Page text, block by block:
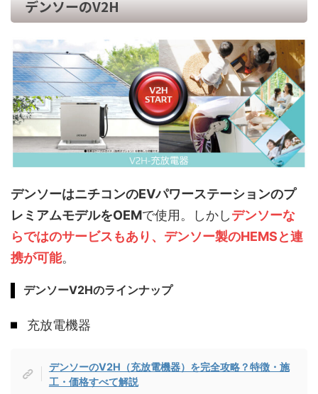
デンソーのV2H
デンソーはニチコンのEVパワーステーションのプ
レミアムモデルをOEMで使用。しかしデンソーな
らではのサービスもあり、デンソー製のHEMSと連
携が可能。
デンソーV2Hのラインナップ
充放電機器
デンソーのV2H（充放電機器）を完全攻略？特徴・施
工・価格すべて解説